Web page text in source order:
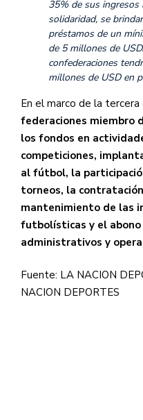
35% de sus ingresos
solidaridad, se
préstamos de un
de 5 millones de
confederaciones
millones de USD en
En el marco de la tercera
federaciones miembro
los fondos en
competiciones,
al fútbol, la
torneos, la
mantenimiento de las
futbolísticas y el
administrativos y
Fuente: LA NACION
NACION DEPORTES